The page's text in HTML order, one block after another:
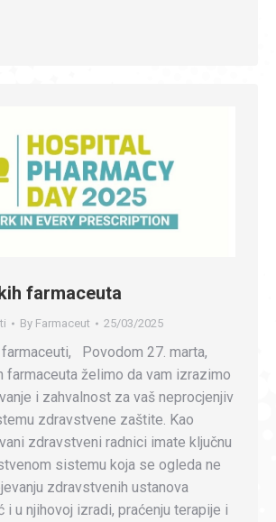
farmaceuta
By Farmaceut 25/03/2025
Povodom 27. marta,
farmaceuta želimo da vam izrazimo
i zahvalnost za vaš neprocjenjiv
zdravstvene zaštite. Kao
zdravstveni radnici imate ključnu
sistemu koja se ogleda ne
zdravstvenih ustanova
i u njihovoj izradi, praćenju terapije i